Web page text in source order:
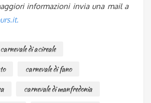
informazioni invia una mail a
.
carnevale di acireale
carnevale di fano
carnevale di manfredonia